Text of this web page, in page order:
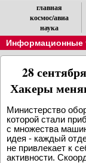
главная
космос/авиа
наука
Информационные
28
Хакеры
Министеpство
котоpой стали
с множества
идея - каждый
не пpивлекает к
активности.